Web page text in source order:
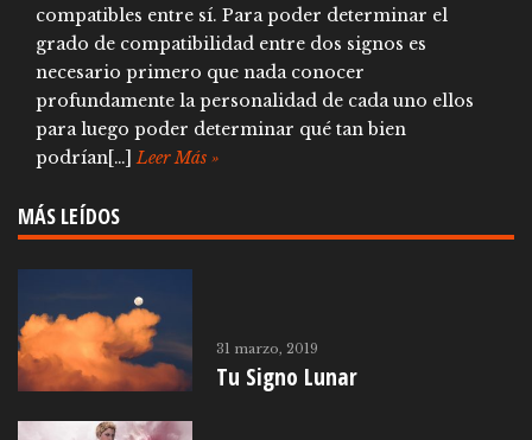
compatibles entre sí. Para poder determinar el
grado de compatibilidad entre dos signos es
necesario primero que nada conocer
profundamente la personalidad de cada uno ellos
para luego poder determinar qué tan bien
podrían[…] Leer Más »
MÁS LEÍDOS
31 marzo, 2019
Tu Signo Lunar